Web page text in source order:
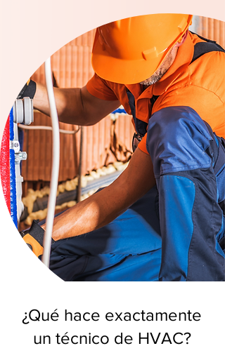
¿Qué hace exactamente
un técnico de HVAC?